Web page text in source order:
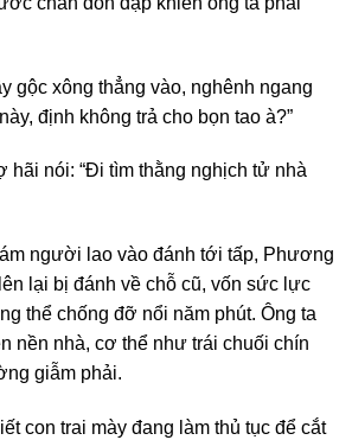
gộc xông thẳng vào, nghênh ngang
định không trả cho bọn tao à?”
hãi nói: “Đi tìm thằng nghịch tử nhà
người lao vào đánh tới tấp, Phương
lại bị đánh về chỗ cũ, vốn sức lực
thể chống đỡ nổi năm phút. Ông ta
nền nhà, cơ thể như trái chuối chín
giẫm phải.
con trai mày đang làm thủ tục để cắt